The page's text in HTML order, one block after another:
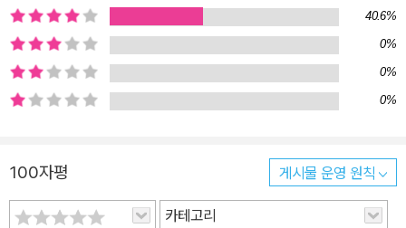
몽글 그려낸 일러스트레이터 529의 그림일기 일에 치여 나를 돌아보
지 못하는 날이 계속될 때 내가 진짜로 하고 싶었던 건 뭔지, 내가 정
말 좋아하는 건 뭔지 잊어버리게 된다. 일러스트레이터로 일을 시작
한 후 비슷한 하루하루를 보내던 529 작가. 문득 그녀는 업무가 아닌
본인의 생활에 대한 기억이 전혀 없고 자신이 낯설어진다는 사실을
중인 늦은 새벽에, 잠이 오지 않아 뒤척이게 되는 밤에도. 『하루 그림
하나』은 그렇게 1년간의 일상을 365편의 그림일기로 기록한 일러스
트레이션 북이다. 좋아하는 글귀를 적기도 하고, 그날의 한 일과 사소
40.6%
0%
0%
0%
100자평 게시물 운영 원칙
카테고리